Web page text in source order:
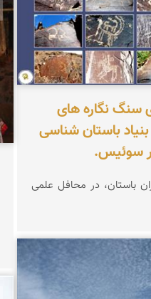
سنگ نگاره های
باستان شناسی
سوئیس.
هنر سنگ ایران باستان، در محافل علمی